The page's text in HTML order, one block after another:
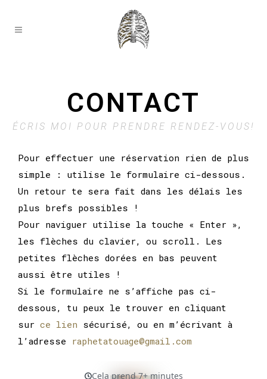
CONTACT
ÉCRIS MOI POUR PRENDRE RENDEZ-VOUS!
Pour effectuer une réservation rien de plus
simple : utilise le formulaire ci-dessous.
Un retour te sera fait dans les délais les
plus brefs possibles !
Pour naviguer utilise la touche « Enter »,
les flèches du clavier, ou scroll. Les
petites flèches dorées en bas peuvent
aussi être utiles !
Si le formulaire ne s’affiche pas ci-
dessous, tu peux le trouver en cliquant
sur ce lien sécurisé, ou en m’écrivant à
l’adresse raphetatouage@gmail.com